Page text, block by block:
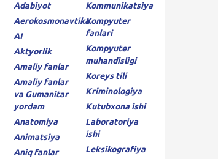
Adabiyot
Aerokosmonavtika
AI
Aktyorlik
Amaliy fanlar
Amaliy fanlar
va Gumanitar
yordam
Anatomiya
Animatsiya
Aniq fanlar
Kommunikatsiya
Kompyuter
fanlari
Kompyuter
muhandisligi
Koreys tili
Kriminologiya
Kutubxona ishi
Laboratoriya
ishi
Leksikografiya